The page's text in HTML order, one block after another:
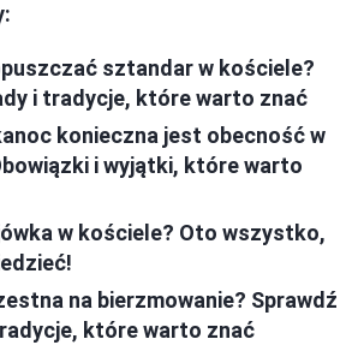
sztandar w kościele?
i tradycje, które warto znać
konieczna jest obecność w
i wyjątki, które warto
w kościele? Oto wszystko,
na bierzmowanie? Sprawdź
które warto znać